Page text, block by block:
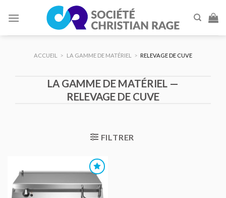
ACCUEIL > LA GAMME DE MATÉRIEL > RELEVAGE DE CUVE
LA GAMME DE MATÉRIEL —
RELEVAGE DE CUVE
FILTRER
AU DEVIS